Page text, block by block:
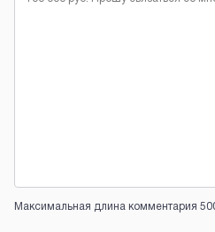
Максимальная длина комментария